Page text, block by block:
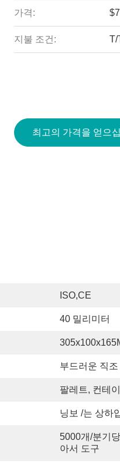
가격:
지불 조건: T/
최고의 가격을 얻으
ISO,CE
40 밀리미터
부드러운 직
팔레트, 컨테
닝보 /는 상하
5000개/분기
아서 도구